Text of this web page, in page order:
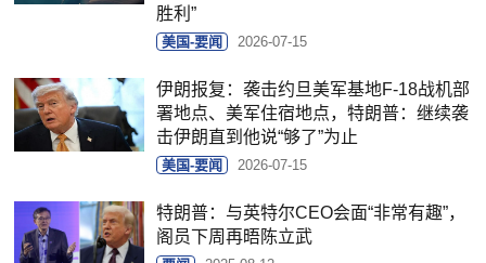
胜利”
美国-要闻 2026-07-15
伊朗报复：袭击约旦美军基地F-18战机部
署地点、美军住宿地点，特朗普：继续袭
击伊朗直到他说“够了”为止
美国-要闻 2026-07-15
特朗普：与英特尔CEO会面“非常有趣”，
阁员下周再晤陈立武